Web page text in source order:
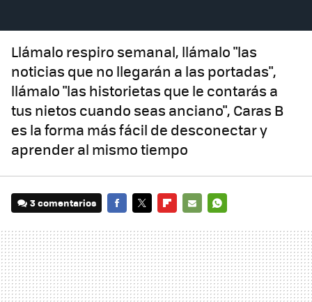
Llámalo respiro semanal, llámalo "las
noticias que no llegarán a las portadas",
llámalo "las historietas que le contarás a
tus nietos cuando seas anciano", Caras B
es la forma más fácil de desconectar y
aprender al mismo tiempo
3 comentarios
MAIL